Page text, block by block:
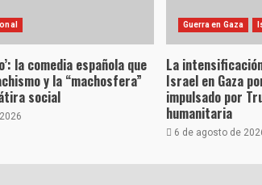
la comedia española que
y la “machosfera”
social
Guerra en Gaza
La
Israel en Gaza
impulsado por
humanitaria
6 de agosto de